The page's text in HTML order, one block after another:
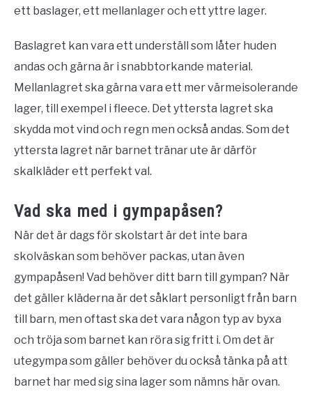
ett baslager, ett mellanlager och ett yttre lager.
Baslagret kan vara ett underställ som låter huden
andas och gärna är i snabbtorkande material.
Mellanlagret ska gärna vara ett mer värmeisolerande
lager, till exempel i fleece. Det yttersta lagret ska
skydda mot vind och regn men också andas. Som det
yttersta lagret när barnet tränar ute är därför
skalkläder ett perfekt val.
Vad ska med i gympapåsen?
När det är dags för skolstart är det inte bara
skolväskan som behöver packas, utan även
gympapåsen! Vad behöver ditt barn till gympan? När
det gäller kläderna är det såklart personligt från barn
till barn, men oftast ska det vara någon typ av byxa
och tröja som barnet kan röra sig fritt i. Om det är
utegympa som gäller behöver du också tänka på att
barnet har med sig sina lager som nämns här ovan.